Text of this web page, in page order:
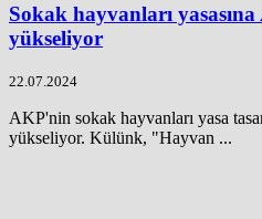
Sokak hayvanları
yükseliyor
22.07.2024
AKP'nin sokak hayvanları yasa
yükseliyor. Külünk, "Hayvan ...